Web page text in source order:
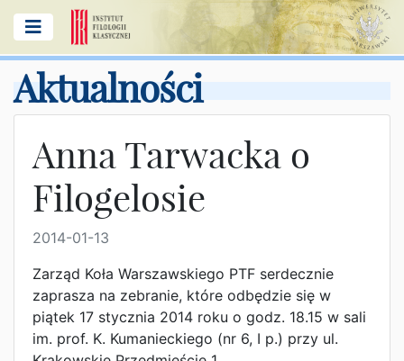
Aktualności
Anna Tarwacka o
Filogelosie
2014-01-13
Zarząd Koła Warszawskiego PTF serdecznie
zaprasza na zebranie, które odbędzie się w
piątek 17 stycznia 2014 roku o godz. 18.15 w sali
im. prof. K. Kumanieckiego (nr 6, I p.) przy ul.